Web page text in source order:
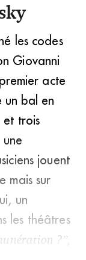
les codes
Giovanni
acte
un bal en
et trois
jouent
mais sur
un
les théâtres
?”,